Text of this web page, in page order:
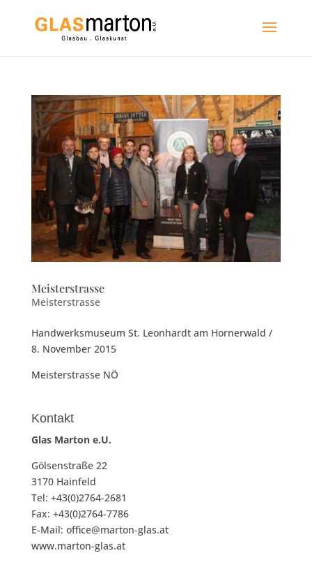
Meisterstrasse
Meisterstrasse
Handwerksmuseum St. Leonhardt am Hornerwald /
8. November 2015
Meisterstrasse NÖ
Kontakt
Glas Marton e.U.
Gölsenstraße 22
3170 Hainfeld
Tel: +43(0)2764-2681
Fax: +43(0)2764-7786
E-Mail: office@marton-glas.at
www.marton-glas.at